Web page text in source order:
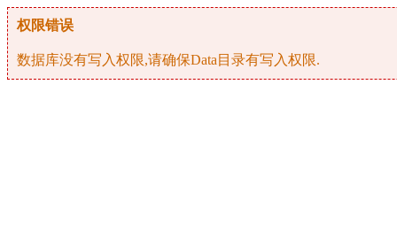
权限错误
数据库没有写入权限,请确保Data目录有写入权限.